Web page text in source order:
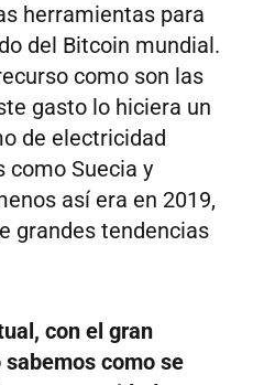
herramientas para
del Bitcoin mundial.
como son las
gasto lo hiciera un
de electricidad
como Suecia y
así era en 2019,
grandes tendencias
con el gran
como se